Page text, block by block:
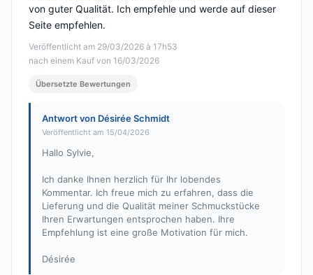
Veröffentlicht am 29/03/2026 à 17h53
nach einem Kauf von 16/03/2026
von guter Qualität. Ich empfehle und werde auf dieser
Seite empfehlen.
Übersetzte Bewertungen
Antwort von Désirée Schmidt
Veröffentlicht am 15/04/2026
Hallo Sylvie,
Ich danke Ihnen herzlich für Ihr lobendes
Kommentar. Ich freue mich zu erfahren, dass die
Lieferung und die Qualität meiner Schmuckstücke
Ihren Erwartungen entsprochen haben. Ihre
Empfehlung ist eine große Motivation für mich.
Désirée